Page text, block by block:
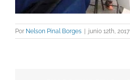
Por Nelson Pinal Borges | junio 12th, 2017